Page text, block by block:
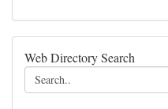
Web Directory Search